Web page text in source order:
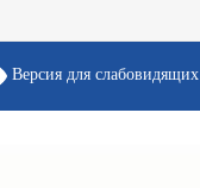
Версия для слабовидящих